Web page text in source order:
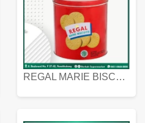
REGAL MARIE BISCUIT KALENG 550 GRAM